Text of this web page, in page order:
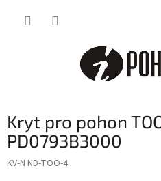
Kryt pro pohon
PD0793B3000
KV-N ND-TOO-4